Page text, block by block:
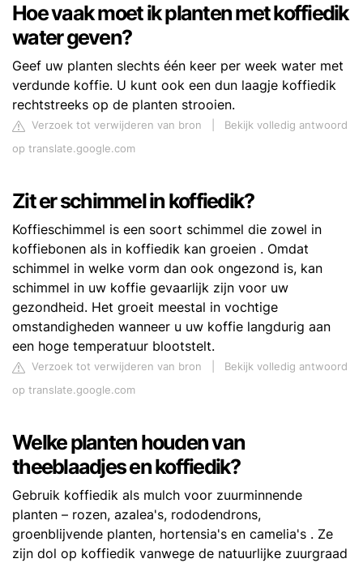
Hoe vaak moet ik planten met koffiedik
water geven?
Geef uw planten slechts één keer per week water met
verdunde koffie. U kunt ook een dun laagje koffiedik
rechtstreeks op de planten strooien.
Verzoek tot verwijderen van bron
Bekijk volledig antwoord
op translate.google.com
Zit er schimmel in koffiedik?
Koffieschimmel is een soort schimmel die zowel in
koffiebonen als in koffiedik kan groeien . Omdat
schimmel in welke vorm dan ook ongezond is, kan
schimmel in uw koffie gevaarlijk zijn voor uw
gezondheid. Het groeit meestal in vochtige
omstandigheden wanneer u uw koffie langdurig aan
een hoge temperatuur blootstelt.
Verzoek tot verwijderen van bron
Bekijk volledig antwoord
op translate.google.com
Welke planten houden van
theeblaadjes en koffiedik?
Gebruik koffiedik als mulch voor zuurminnende
planten – rozen, azalea's, rododendrons,
groenblijvende planten, hortensia's en camelia's . Ze
zijn dol op koffiedik vanwege de natuurlijke zuurgraad